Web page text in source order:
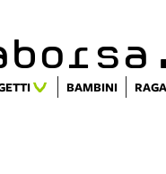
BAMBINI